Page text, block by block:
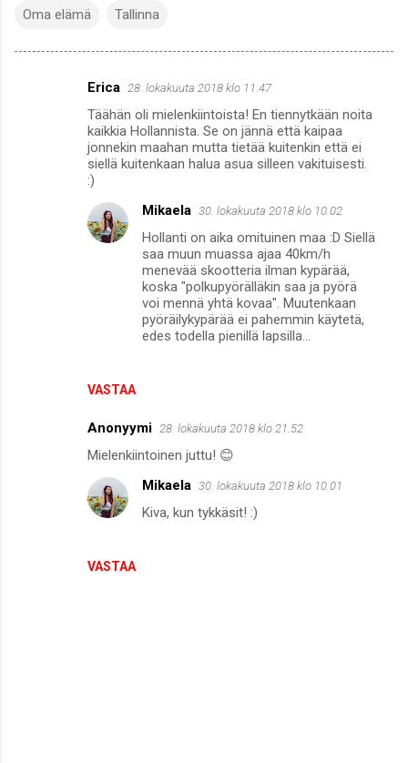
Oma elämä Tallinna
Erica 28. lokakuuta 2018 klo 11.47
Täähän oli mielenkiintoista! En tiennytkään noita
kaikkia Hollannista. Se on jännä että kaipaa
jonnekin maahan mutta tietää kuitenkin että ei
siellä kuitenkaan halua asua silleen vakituisesti.
:)
VASTAA
Mikaela 30. lokakuuta 2018 klo 10.02
Hollanti on aika omituinen maa :D Siellä
saa muun muassa ajaa 40km/h
menevää skootteria ilman kypärää,
koska "polkupyörälläkin saa ja pyörä
voi mennä yhtä kovaa". Muutenkaan
pyöräilykypärää ei pahemmin käytetä,
edes todella pienillä lapsilla...
Anonyymi 28. lokakuuta 2018 klo 21.52
Mielenkiintoinen juttu! 😊
VASTAA
Mikaela 30. lokakuuta 2018 klo 10.01
Kiva, kun tykkäsit! :)